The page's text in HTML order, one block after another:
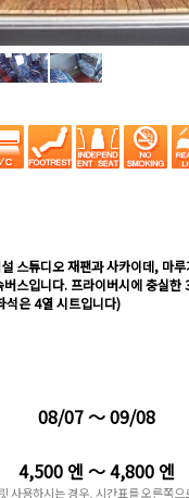
스튜디오 재팬과 사카이데, 마
스입니다. 프라이버시에 충실한
석은 4열 시트입니다)
08/07 ～ 09/08
4,500 엔 ～ 4,800 엔
사용하시는 경우, 시간표를 오른쪽